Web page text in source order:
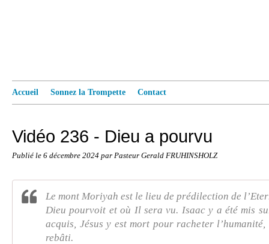
Accueil Sonnez la Trompette Contact
Vidéo 236 - Dieu a pourvu
Publié le 6 décembre 2024 par Pasteur Gerald FRUHINSHOLZ
Le mont Moriyah est le lieu de prédilection de
Dieu pourvoit et où Il sera vu. Isaac y a été mis
acquis, Jésus y est mort pour racheter l’humanité,
rebâti.